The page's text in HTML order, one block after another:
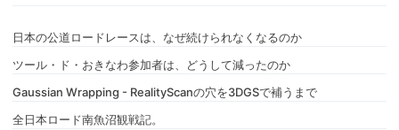
日本の公道ロードレースは、なぜ続けられなくなるのか
ツール・ド・おきなわ参加者は、どうして減ったのか
Gaussian Wrapping - RealityScanの穴を3DGSで補うまで
全日本ロード南魚沼観戦記。